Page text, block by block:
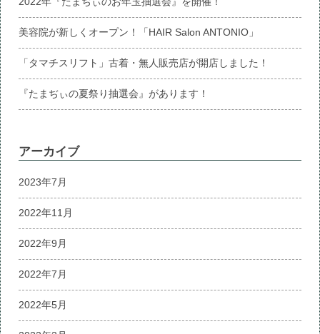
美容院が新しくオープン！「HAIR Salon ANTONIO」
「タマチスリフト」古着・無人販売店が開店しました！
『たまぢぃの夏祭り抽選会』があります！
アーカイブ
2023年7月
2022年11月
2022年9月
2022年7月
2022年5月